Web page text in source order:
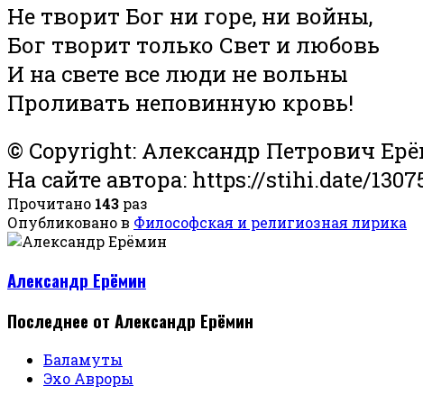
Не творит Бог ни горе, ни войны,
Бог творит только Свет и любовь
И на свете все люди не вольны
Проливать неповинную кровь!
© Copyright: Александр Петрович
На сайте автора: https://stihi.date/
Прочитано 143 раз
Опубликовано в Философская и религиозная лирика
Александр Ерёмин
Последнее от Александр Ерёмин
Баламуты
Эхо Авроры